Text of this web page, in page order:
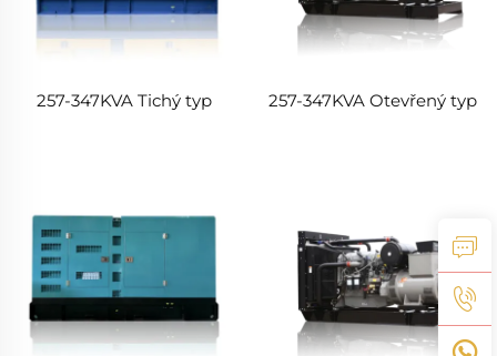
257-347KVA Tichý typ 257-347KVA Otevřený typ